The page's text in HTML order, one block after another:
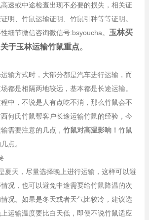
速或中途检查出现不必要的损失，相关证
明、竹鼠运输证明、竹鼠引种等等证明。
细节微信咨询微信号:bsyoucha。 玉林买
于玉林运输竹鼠重点。
输方式时，大部分都是汽车进行运输，而
都是相隔两地较远，基本都是长途运输。
中，不说是人有点吃不消，那么竹鼠会不
何氏竹鼠帮客户长途运输竹鼠的经验，今
需要注意的几点， 竹鼠对高温影响！ 竹鼠
点。
夏天，尽量选择晚上进行运输，这样可以避
况，也可以避免中途需要给竹鼠降温的次
况。如果是冬天或者天气比较冷，建议选
运输温度要比白天低，即便不说竹鼠适应